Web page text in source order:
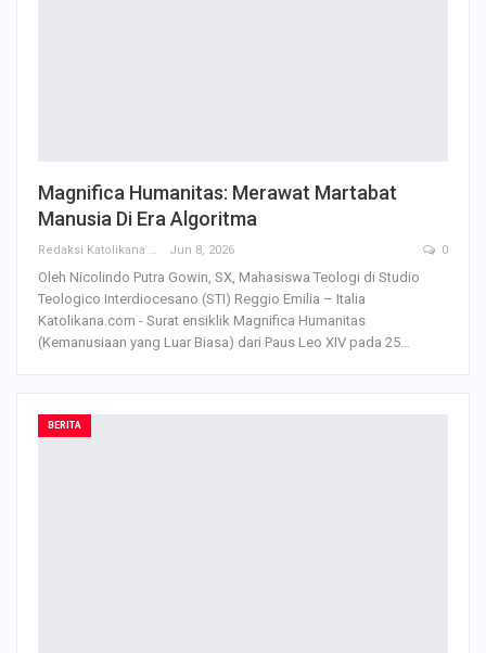
Magnifica Humanitas: Merawat Martabat
Manusia Di Era Algoritma
Redaksi Katolikana Jun 8, 2026 0
Oleh Nicolindo Putra Gowin, SX, Mahasiswa Teologi di Studio
Teologico Interdiocesano (STI) Reggio Emilia – Italia
Katolikana.com - Surat ensiklik Magnifica Humanitas
(Kemanusiaan yang Luar Biasa) dari Paus Leo XIV pada 25
BERITA